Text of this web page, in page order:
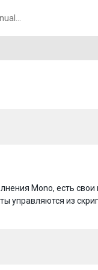
Mono, есть свои
управляются из